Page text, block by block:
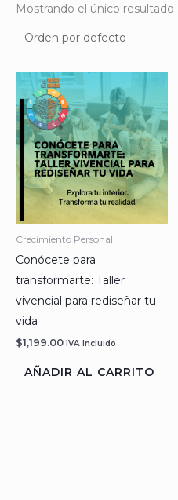
Mostrando el único resultado
Crecimiento Personal
Conócete para
transformarte: Taller
vivencial para rediseñar tu
vida
$1,199.00 IVA Incluido
AÑADIR AL CARRITO